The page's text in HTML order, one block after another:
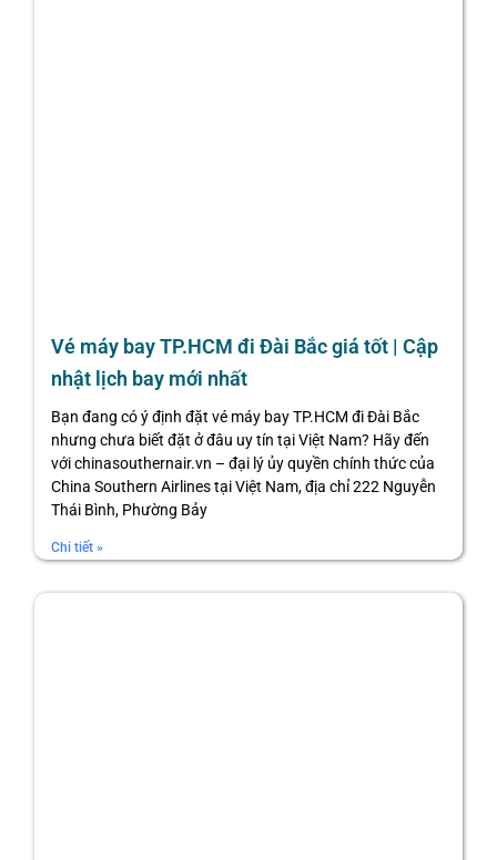
Vé máy bay TP.HCM đi Đài Bắc giá tốt | Cập
nhật lịch bay mới nhất
Bạn đang có ý định đặt vé máy bay TP.HCM đi Đài Bắc
nhưng chưa biết đặt ở đâu uy tín tại Việt Nam? Hãy đến
với chinasouthernair.vn – đại lý ủy quyền chính thức của
China Southern Airlines tại Việt Nam, địa chỉ 222 Nguyễn
Thái Bình, Phường Bảy
Chi tiết »